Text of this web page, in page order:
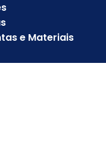
e Materiais